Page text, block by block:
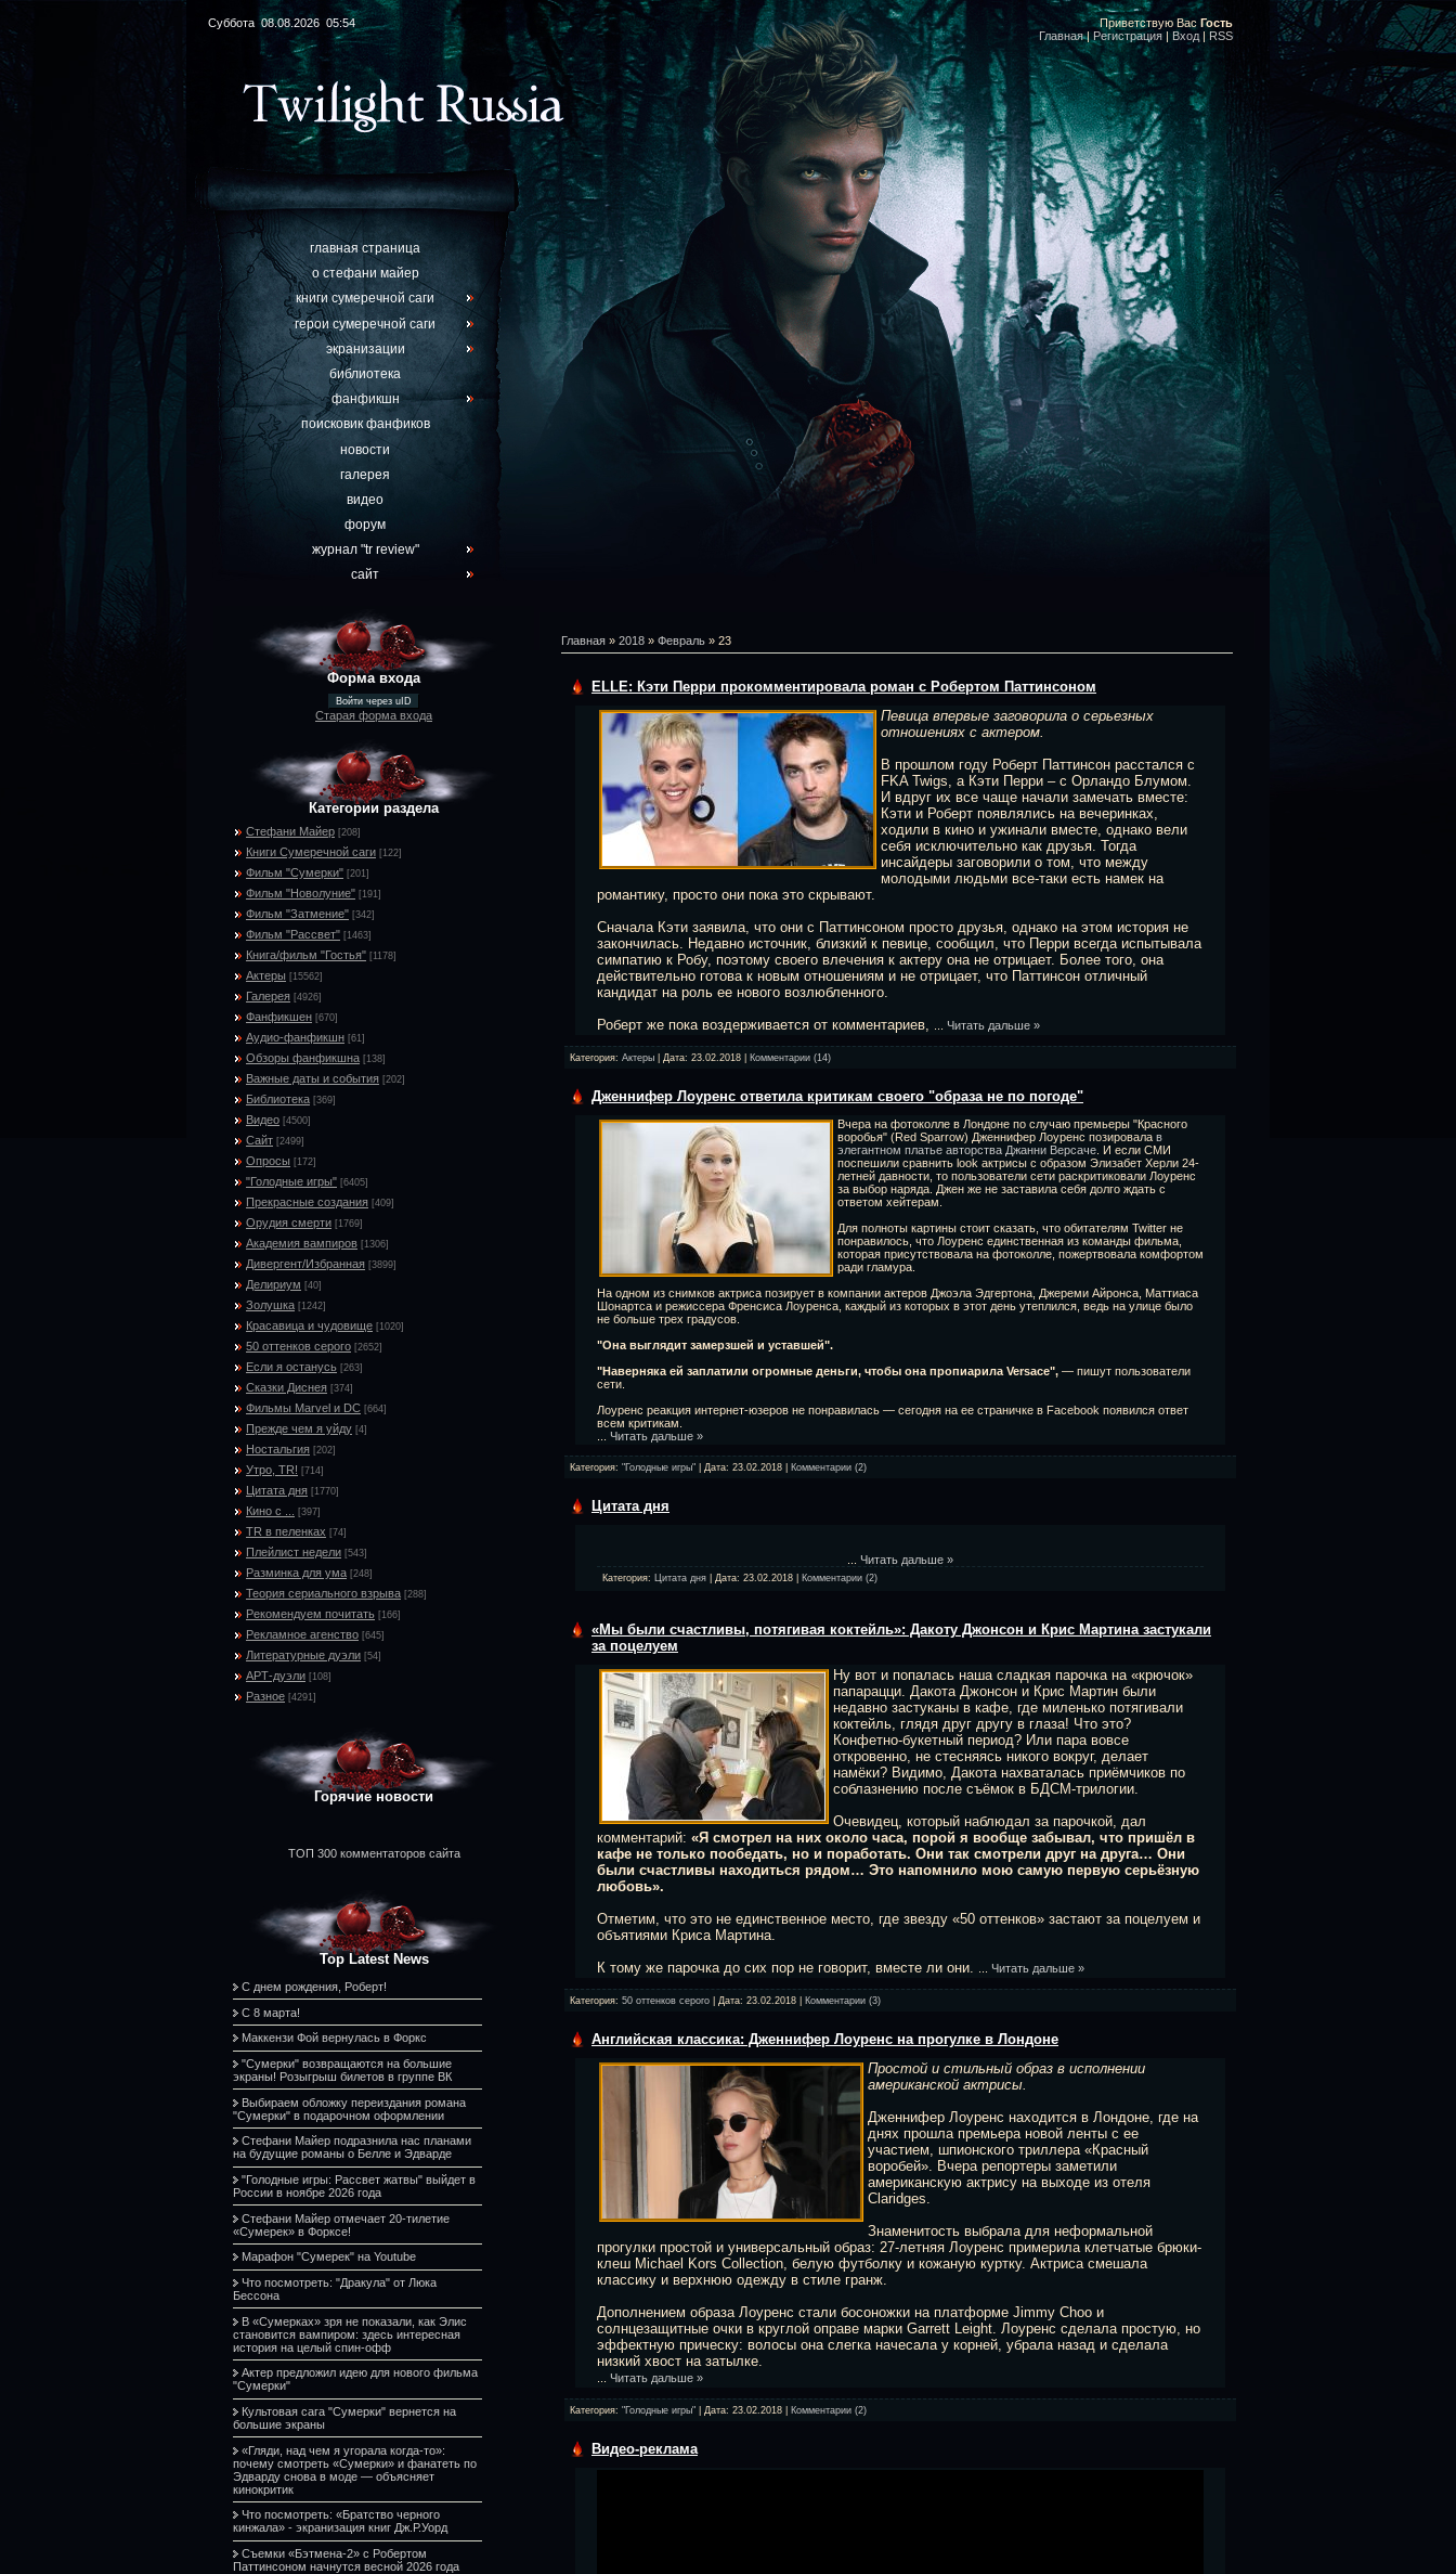
Суббота 08.08.2026 05:54 Приветствую Вас Гость
Главная| Регистрация | Вход | RSS
главная страница
о стефани майер
книги сумеречной саги
герои сумеречной саги
экранизации
библиотека
фанфикшн
поисковик фанфиков
новости
галерея
видео
форум
журнал "tr review"
сайт
Форма входа
Войти через uID
Старая форма входа
Категории раздела
Стефани Майер [208]
Книги Сумеречной саги [122]
Фильм "Сумерки" [201]
Фильм "Новолуние" [191]
Фильм "Затмение" [342]
Фильм "Рассвет" [1463]
Книга/фильм "Гостья" [1178]
Актеры [15562]
Галерея [4926]
Фанфикшен [670]
Аудио-фанфикшн [61]
Обзоры фанфикшна [138]
Важные даты и события [202]
Библиотека [369]
Видео [4500]
Сайт [2499]
Опросы [172]
"Голодные игры" [6405]
Прекрасные создания [409]
Орудия смерти [1769]
Академия вампиров [1306]
Дивергент/Избранная [3899]
Делириум [40]
Золушка [1242]
Красавица и чудовище [1020]
50 оттенков серого [2652]
Если я останусь [263]
Сказки Диснея [374]
Фильмы Marvel и DC [664]
Прежде чем я уйду [4]
Ностальгия [202]
Утро, TR! [714]
Цитата дня [1770]
Кино с ... [397]
TR в пеленках [74]
Плейлист недели [543]
Разминка для ума [248]
Теория сериального взрыва [288]
Рекомендуем почитать [166]
Рекламное агенство [645]
Литературные дуэли [54]
АРТ-дуэли [108]
Разное [4291]
Горячие новости
ТОП 300 комментаторов сайта
Top Latest News
С днем рождения, Роберт!
С 8 марта!
Маккензи Фой вернулась в Форкс
"Сумерки" возвращаются на большие
экраны! Розыгрыш билетов в группе ВК
Выбираем обложку переиздания романа
"Сумерки" в подарочном оформлении
Стефани Майер подразнила нас планами
на будущие романы о Белле и Эдварде
"Голодные игры: Рассвет жатвы" выйдет в
России в ноябре 2026 года
Стефани Майер отмечает 20-тилетие
«Сумерек» в Форксе!
Марафон "Сумерек" на Youtube
Что посмотреть: "Дракула" от Люка
Бессона
В «Сумерках» зря не показали, как Элис
становится вампиром: здесь интересная
история на целый спин-офф
Актер предложил идею для нового фильма
"Сумерки"
Культовая сага "Сумерки" вернется на
большие экраны
«Гляди, над чем я угорала когда-то»:
почему смотреть «Сумерки» и фанатеть по
Эдварду снова в моде — объясняет
кинокритик
Что посмотреть: «Братство черного
кинжала» - экранизация книг Дж.Р.Уорд
Съемки «Бэтмена-2» с Робертом
Паттинсоном начнутся весной 2026 года
Главная » 2018 » Февраль » 23
ELLE: Кэти Перри прокомментировала роман с Робертом Паттинсоном
Певица впервые заговорила о серьезных
отношениях с актером.
В прошлом году Роберт Паттинсон расстался с
FKA Twigs, а Кэти Перри – с Орландо Блумом.
И вдруг их все чаще начали замечать вместе:
Кэти и Роберт появлялись на вечеринках,
ходили в кино и ужинали вместе, однако вели
себя исключительно как друзья. Тогда
инсайдеры заговорили о том, что между
молодыми людьми все-таки есть намек на
романтику, просто они пока это скрывают.
Сначала Кэти заявила, что они с Паттинсоном просто друзья, однако на этом история не
закончилась. Недавно источник, близкий к певице, сообщил, что Перри всегда испытывала
симпатию к Робу, поэтому своего влечения к актеру она не отрицает. Более того, она
действительно готова к новым отношениям и не отрицает, что Паттинсон отличный
кандидат на роль ее нового возлюбленного.
Роберт же пока воздерживается от комментариев,
Читать дальше »
Категория: Актеры | Дата: 23.02.2018 Комментарии (14)
Дженнифер Лоуренс ответила критикам своего "образа не по погоде"
Вчера на фотоколле в Лондоне по случаю премьеры "Красного
воробья" (Red Sparrow) Дженнифер Лоуренс позировала в
элегантном платье авторства Джанни Версаче . И если СМИ
поспешили сравнить look актрисы с образом Элизабет Херли 24-
летней давности, то пользователи сети раскритиковали Лоуренс
за выбор наряда. Джен же не заставила себя долго ждать с
ответом хейтерам.
Для полноты картины стоит сказать, что обитателям Twitter не
понравилось, что Лоуренс единственная из команды фильма,
которая присутствовала на фотоколле, пожертвовала комфортом
ради гламура.
На одном из снимков актриса позирует в компании актеров Джоэла Эдгертона, Джереми Айронса, Маттиаса
Шонартса и режиссера Френсиса Лоуренса, каждый из которых в этот день утеплился, ведь на улице было
не больше трех градусов.
"Она выглядит замерзшей и уставшей".
"Наверняка ей заплатили огромные деньги, чтобы она пропиарила Versace", — пишут пользователи
сети.
Лоуренс реакция интернет-юзеров не понравилась — сегодня на ее страничке в Facebook появился ответ
всем критикам.
Читать дальше »
Категория: "Голодные игры" | Дата: 23.02.2018 Комментарии (2)
Цитата дня
Читать дальше »
Категория: Цитата дня | Дата: 23.02.2018 Комментарии (2)
«Мы были счастливы, потягивая коктейль»: Дакоту Джонсон и Крис Мартина застукали
за поцелуем
Ну вот и попалась наша сладкая парочка на «крючок»
папарацци. Дакота Джонсон и Крис Мартин были
недавно застуканы в кафе, где миленько потягивали
коктейль, глядя друг другу в глаза! Что это?
Конфетно-букетный период? Или пара вовсе
откровенно, не стесняясь никого вокруг, делает
намёки? Видимо, Дакота нахваталась приёмчиков по
соблазнению после съёмок в БДСМ-трилогии.
Очевидец, который наблюдал за парочкой, дал
комментарий: «Я смотрел на них около часа, порой я вообще забывал, что пришёл в
кафе не только пообедать, но и поработать. Они так смотрели друг на друга… Они
были счастливы находиться рядом… Это напомнило мою самую первую серьёзную
любовь».
Отметим, что это не единственное место, где звезду «50 оттенков» застают за поцелуем и
объятиями Криса Мартина.
К тому же парочка до сих пор не говорит, вместе ли они.
Читать дальше »
Категория: 50 оттенков серого | Дата: 23.02.2018 Комментарии (3)
Английская классика: Дженнифер Лоуренс на прогулке в Лондоне
Простой и стильный образ в исполнении
американской актрисы.
Дженнифер Лоуренс находится в Лондоне, где на
днях прошла премьера новой ленты с ее
участием, шпионского триллера «Красный
воробей». Вчера репортеры заметили
американскую актрису на выходе из отеля
Claridges.
Знаменитость выбрала для неформальной
прогулки простой и универсальный образ: 27-летняя Лоуренс примерила клетчатые брюки-
клеш Michael Kors Collection, белую футболку и кожаную куртку. Актриса смешала
классику и верхнюю одежду в стиле гранж.
Дополнением образа Лоуренс стали босоножки на платформе Jimmy Choo и
солнцезащитные очки в круглой оправе марки Garrett Leight. Лоуренс сделала простую, но
эффектную прическу: волосы она слегка начесала у корней, убрала назад и сделала
низкий хвост на затылке.
Читать дальше »
Категория: "Голодные игры" | Дата: 23.02.2018 Комментарии (2)
Видео-реклама